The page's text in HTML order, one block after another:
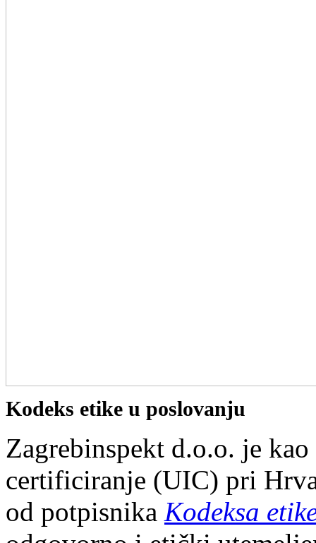
Kodeks etike u poslovanju
Zagrebinspekt d.o.o. je
certificiranje (UIC) pri
od potpisnika Kodeksa